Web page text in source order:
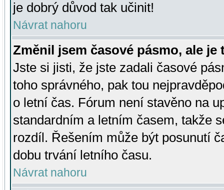
je dobrý důvod tak učinit!
Návrat nahoru
Změnil jsem časové pásmo, ale je
Jste si jisti, že jste zadali časové
toho správného, pak tou
o letní čas. Fórum není stavěno na
standardním a letním časem, takže
rozdíl. Řešením může být posunutí
dobu trvání letního času.
Návrat nahoru